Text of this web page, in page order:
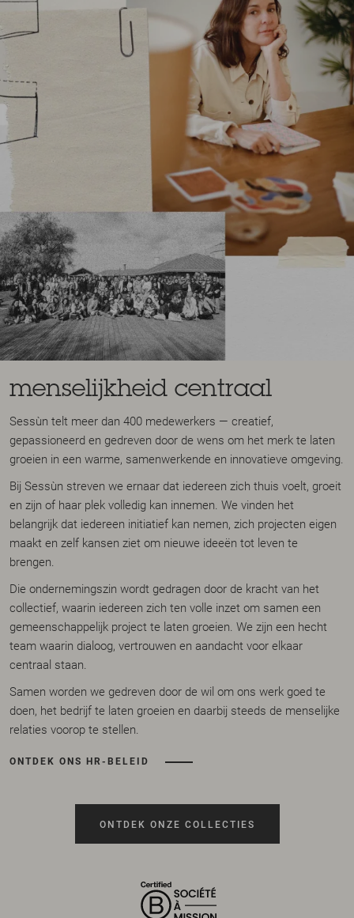
menselijkheid centraal
Sessùn telt meer dan 400 medewerkers — creatief,
gepassioneerd en gedreven door de wens om het merk te laten
groeien in een warme, samenwerkende en innovatieve omgeving.
Bij Sessùn streven we ernaar dat iedereen zich thuis voelt, groeit
en zijn of haar plek volledig kan innemen. We vinden het
belangrijk dat iedereen initiatief kan nemen, zich projecten eigen
maakt en zelf kansen ziet om nieuwe ideeën tot leven te
brengen.
Die ondernemingszin wordt gedragen door de kracht van het
collectief, waarin iedereen zich ten volle inzet om samen een
gemeenschappelijk project te laten groeien. We zijn een hecht
team waarin dialoog, vertrouwen en aandacht voor elkaar
centraal staan.
Samen worden we gedreven door de wil om ons werk goed te
doen, het bedrijf te laten groeien en daarbij steeds de menselijke
relaties voorop te stellen.
ONTDEK ONS HR-BELEID
ONTDEK ONZE COLLECTIES